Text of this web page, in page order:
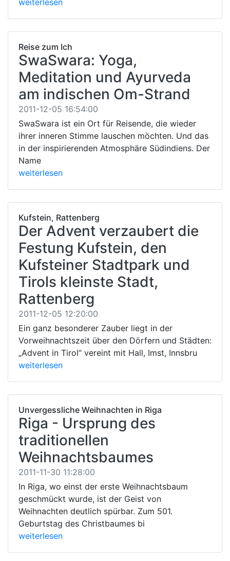
Reise zum Ich
SwaSwara: Yoga,
Meditation und Ayurveda
am indischen Om-Strand
2011-12-05 16:54:00
SwaSwara ist ein Ort für Reisende, die wieder
ihrer inneren Stimme lauschen möchten. Und das
in der inspirierenden Atmosphäre Südindiens. Der
Name
weiterlesen
Kufstein, Rattenberg
Der Advent verzaubert die
Festung Kufstein, den
Kufsteiner Stadtpark und
Tirols kleinste Stadt,
Rattenberg
2011-12-05 12:20:00
Ein ganz besonderer Zauber liegt in der
Vorweihnachtszeit über den Dörfern und Städten:
„Advent in Tirol“ vereint mit Hall, Imst, Innsbru
weiterlesen
Unvergessliche Weihnachten in Riga
Riga - Ursprung des
traditionellen
Weihnachtsbaumes
2011-11-30 11:28:00
In Riga, wo einst der erste Weihnachtsbaum
geschmückt wurde, ist der Geist von
Weihnachten deutlich spürbar. Zum 501.
Geburtstag des Christbaumes bi
weiterlesen